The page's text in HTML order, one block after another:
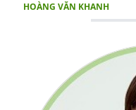
HOÀNG VĂN KHANH